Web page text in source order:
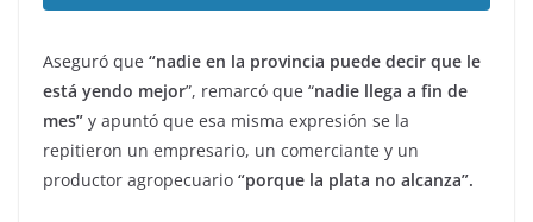
Aseguró que “nadie en la provincia puede decir que le
está yendo mejor”, remarcó que “nadie llega a fin de
mes” y apuntó que esa misma expresión se la
repitieron un empresario, un comerciante y un
productor agropecuario “porque la plata no alcanza”.